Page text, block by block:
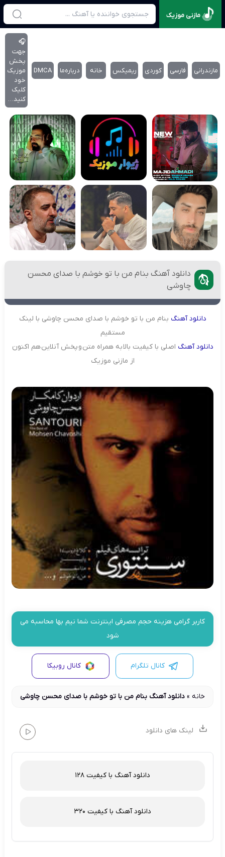
مازنی موزیک
مازندرانی فارسی کوردی ریمیکس خانه درباره‌‌ما DMCA
🎧
جهت
پخش
موزیک
خود
کلیک
کنید…
دانلود آهنگ بنام من با تو خوشم با صدای محسن
چاوشی
دانلودآهنگ بنام من با تو خوشم با صدای محسن چاوشی با لینک
مستقیم
دانلودآهنگ اصلی با کیفیت بالا به همراه متن و پخش آنلاین هم اکنون
از مازنی موزیک
کاربر گرامی هزینه حجم مصرفی اینترنت شما نیم بها محاسبه می
شود
کانال تلگرام کانال روبیکا
خانه» دانلود آهنگ بنام من با تو خوشم با صدای محسن چاوشی
لینک های دانلود
دانلود آهنگ با کیفیت 128
دانلود آهنگ با کیفیت 320